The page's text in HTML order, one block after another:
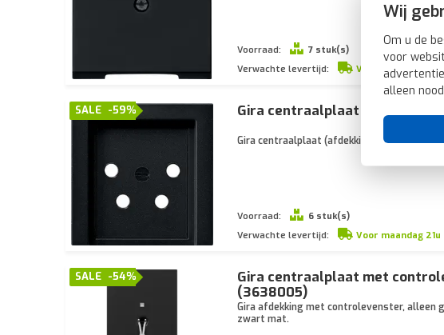
Wij
Om u de
voor
alleen
Voorraad:
7 stuk(s)
Verwachte levertijd:
Voor maandag
-59%
SALE Gira centraalplaat telefoon
Gira centraalplaat (afdekking) telefoon
Voorraad:
6 stuk(s)
Verwachte levertijd:
Voor maandag
-54%
SALE
Gira centraalplaat met
(3638005)
Gira afdekking met controlevenster, alleen
zwart mat.